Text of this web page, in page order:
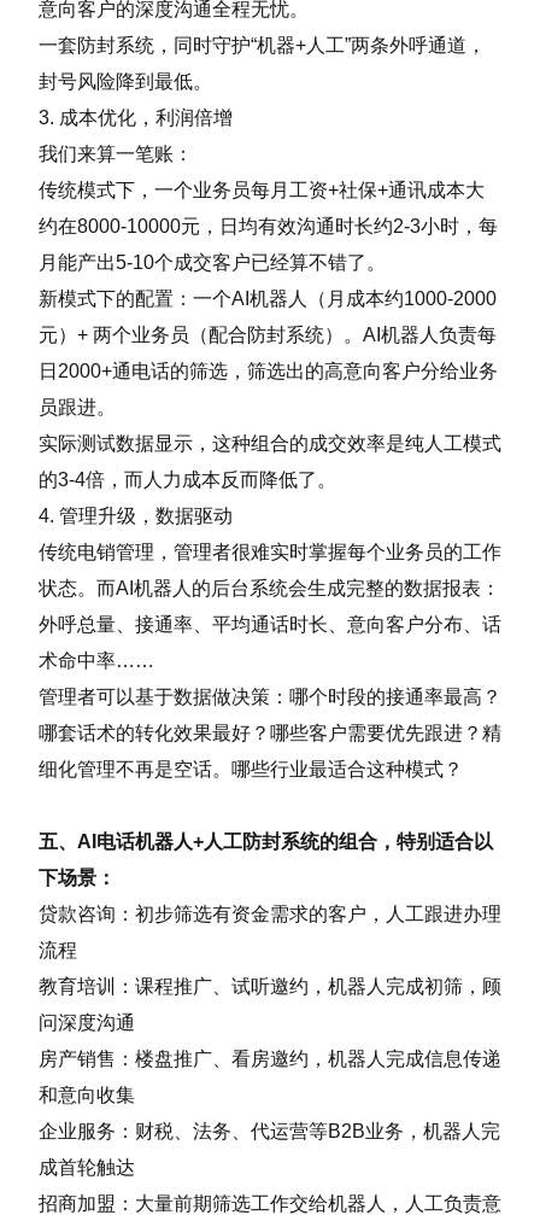
意向客户的深度沟通全程无忧。
一套防封系统，同时守护“机器+人工”两条外呼通道，
封号风险降到最低。
3. 成本优化，利润倍增
我们来算一笔账：
传统模式下，一个业务员每月工资+社保+通讯成本大
约在8000-10000元，日均有效沟通时长约2-3小时，每
月能产出5-10个成交客户已经算不错了。
新模式下的配置：一个AI机器人（月成本约1000-2000
元）+ 两个业务员（配合防封系统）。AI机器人负责每
日2000+通电话的筛选，筛选出的高意向客户分给业务
员跟进。
实际测试数据显示，这种组合的成交效率是纯人工模式
的3-4倍，而人力成本反而降低了。
4. 管理升级，数据驱动
传统电销管理，管理者很难实时掌握每个业务员的工作
状态。而AI机器人的后台系统会生成完整的数据报表：
外呼总量、接通率、平均通话时长、意向客户分布、话
术命中率……
管理者可以基于数据做决策：哪个时段的接通率最高？
哪套话术的转化效果最好？哪些客户需要优先跟进？精
细化管理不再是空话。哪些行业最适合这种模式？
五、AI电话机器人+人工防封系统的组合，特别适合以
下场景：
贷款咨询：初步筛选有资金需求的客户，人工跟进办理
流程
教育培训：课程推广、试听邀约，机器人完成初筛，顾
问深度沟通
房产销售：楼盘推广、看房邀约，机器人完成信息传递
和意向收集
企业服务：财税、法务、代运营等B2B业务，机器人完
成首轮触达
招商加盟：大量前期筛选工作交给机器人，人工负责意